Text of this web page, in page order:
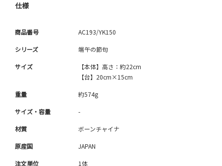
仕様
商品番号 AC193/YK150
シリーズ 端午の節句
サイズ
【本体】高さ：約22cm
【台】20cm×15cm
重量 約574g
サイズ・容量 -
材質 ボーンチャイナ
原産国 JAPAN
注文単位 1体